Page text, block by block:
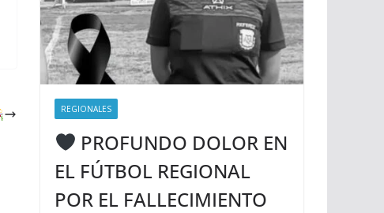
REGIONALES
PROFUNDO DOLOR EN
EL FÚTBOL REGIONAL
POR EL FALLECIMIENTO